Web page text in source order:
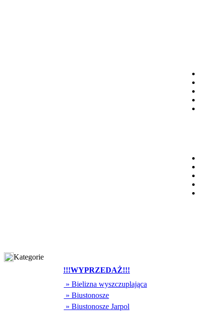
Kategorie
!!!WYPRZEDAŻ!!!
» Bielizna wyszczuplająca
» Biustonosze
» Biustonosze Jarpol